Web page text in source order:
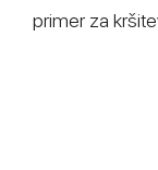
primer za